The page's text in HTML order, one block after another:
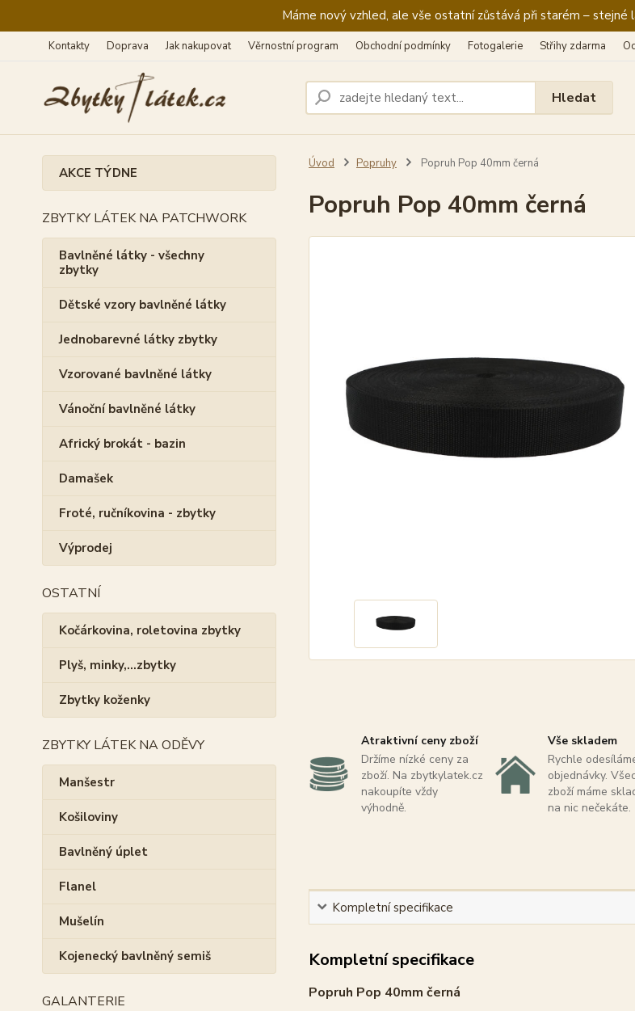
Máme nový vzhled, ale vše ostatní zůstává při starém – stejné
Kontakty Doprava Jak nakupovat Věrnostní program Obchodní podmínky Fotogalerie Střihy zdarma
Hledat
AKCE TÝDNE
ZBYTKY LÁTEK NA PATCHWORK
Bavlněné látky - všechny
zbytky
Dětské vzory bavlněné látky
Jednobarevné látky zbytky
Vzorované bavlněné látky
Vánoční bavlněné látky
Africký brokát - bazin
Damašek
Froté, ručníkovina - zbytky
Výprodej
OSTATNÍ
Kočárkovina, roletovina zbytky
Plyš, minky,...zbytky
Zbytky koženky
ZBYTKY LÁTEK NA ODĚVY
Manšestr
Košiloviny
Bavlněný úplet
Flanel
Mušelín
Kojenecký bavlněný semiš
GALANTERIE
Úvod Popruhy Popruh Pop 40mm černá
Popruh Pop 40mm černá
Atraktivní ceny zboží
Držíme nízké ceny za
zboží. Na zbytkylatek.cz
nakoupíte vždy
výhodně.
Vše skladem
Rychle
objednávky.
zboží máme
na nic nečekáte.
Kompletní specifikace
Kompletní specifikace
Popruh Pop 40mm černá